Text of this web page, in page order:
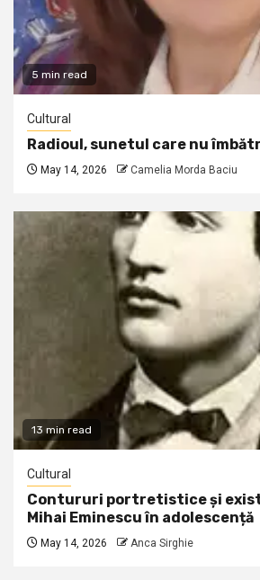
5 min read
Cultural
Radioul, sunetul care nu
May 14, 2026 Camelia Morda Baciu
13 min read
Cultural
Contururi portretistice și
Mihai Eminescu în adolescență
May 14, 2026 Anca Sirghie